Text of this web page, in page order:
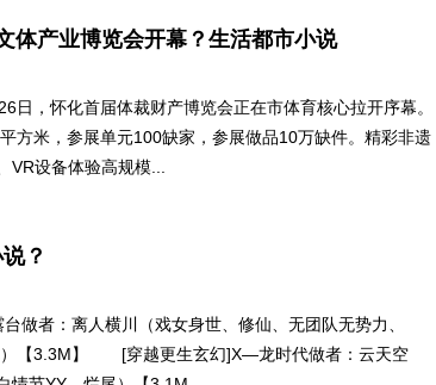
体产业博览会开幕？生活都市小说
，怀化首届体裁财产博览会正在市体育核心拉开序幕。
方米，参展单元100缺家，参展做品10万缺件。精彩非遗
VR设备体验高规模...
？
者：离人横川（戏女身世、修仙、无团队无势力、
）【3.3M】 [穿越更生玄幻]X—龙时代做者：云天空